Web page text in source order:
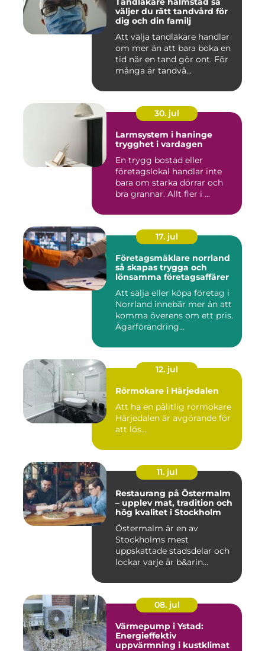
väljer du rätt tandvård för
dig och din familj
Att välja tandläkare handlar
om mer än att bara boka en
tid när en tand gör ont. För
många är tandvå...
30. jul
Larmsystem i haninge
trygghet i vardagen
En trygg bostad eller
företagslokal handlar inte
bara om starka dörrar och
bra grannar. Allt fler i ...
17. jul
Företagsmäklare norrland
så skapas trygga och
lönsamma företagsaffärer
Att sälja eller köpa företag i
Norrland innebär mer än att
komma överens om ett pris.
Ägarförändring...
12. jul
Rörmokare i Härjedalen
Att ha en pålitlig rörmokare
Härjedalen är avgörande för
att lös...
11. jul
Restaurang på Östermalm
– upplev mat, tradition och
hög kvalitet i Stockholm
Östermalm är en av
Stockholms mest
uppskattade stadsdelar och
lockar varje år b&arin...
08. jul
Värmepump i Ystad:
Energieffektiv
uppvärmning i kustklimat